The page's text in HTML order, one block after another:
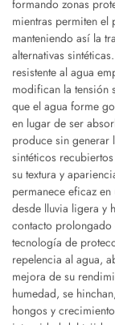
formando zonas
mientras permiten
manteniendo así la
alternativas
resistente al agua
modifican la tensión
que el agua forme
en lugar de ser
produce sin generar
sintéticos
su textura y
permanece eficaz
desde lluvia ligera y
contacto prolongado
tecnología de
repelencia al agua,
mejora de su
humedad, se
hongos y